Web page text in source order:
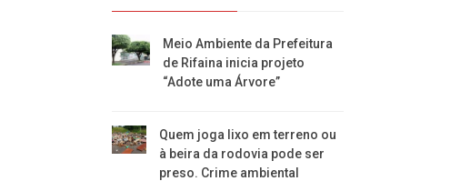
​Meio Ambiente da Prefeitura
de Rifaina inicia projeto
“Adote uma Árvore”
​Quem joga lixo em terreno ou
à beira da rodovia pode ser
preso. Crime ambiental